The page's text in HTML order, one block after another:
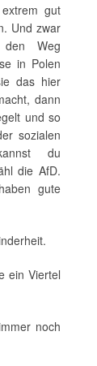
gut
Und zwar
Weg
in Polen
das hier
dann
und so
sozialen
du
die AfD.
gute
ein Viertel
noch